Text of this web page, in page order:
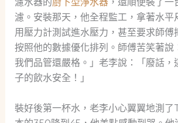
濾水器的廚下型淨水器，還順便裝了一
濾。安裝那天，他全程監工，拿著水平
用壓力計測試進水壓力，甚至要求師傅
按照他的數據優化排列。師傅苦笑著說
我們品管還嚴格。」老李說：「廢話，
子的飲水安全！」
裝好後第一杯水，老李小心翼翼地測